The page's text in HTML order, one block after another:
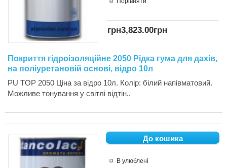
грн3,823.00грн
Покриття гідроізоляційне 2050 Рідка гума для дахів,
на поліуретановій основі, відро 10л
PU TOP 2050 Ціна за відро 10л. Колір: білий напівматовий.
Можливе тонування у світлі відтін..
В улюблені